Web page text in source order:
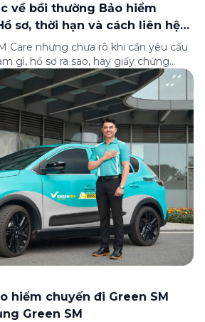
về bồi thường Bảo hiểm
sơ, thời hạn và cách liên hệ
Care nhưng chưa rõ khi cần yêu cầu
gì, hồ sơ ra sao, hay giấy chứng
Bài viết này tổng hợp đầy đủ các
về quy trình bồi thường và hỗ trợ
hiểm chuyến đi Green SM
Green SM